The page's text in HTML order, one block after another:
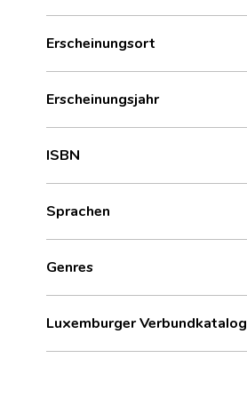
Erscheinungsort
Erscheinungsjahr
ISBN
Sprachen
Genres
Luxemburger Verbundkatalog